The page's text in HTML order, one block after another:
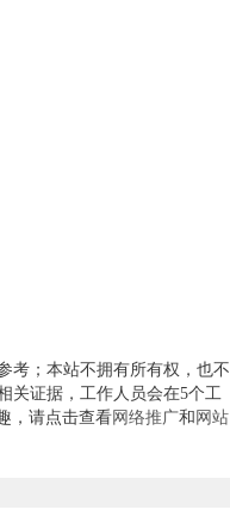
考；本站不拥有所有权，也不
关证据，工作人员会在5个工
，请点击查看网络推广和 网站